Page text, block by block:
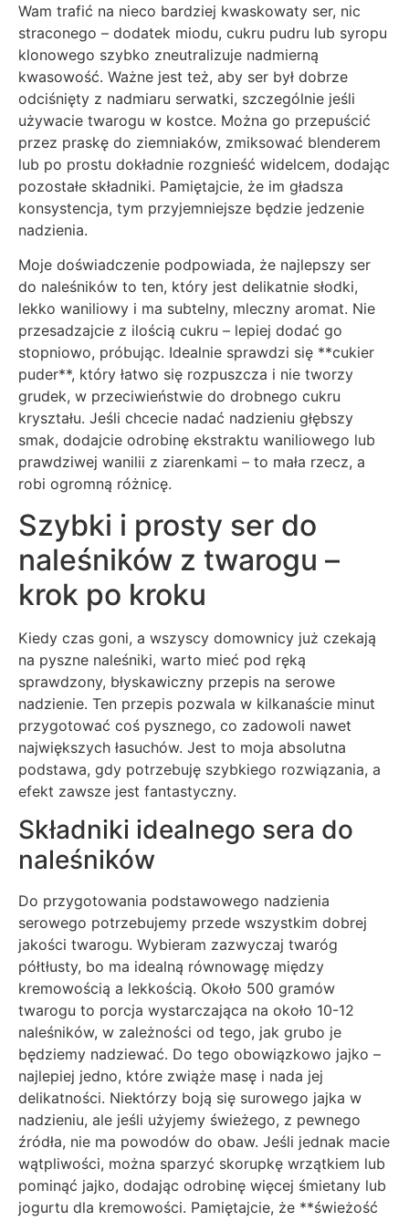
Wam trafić na nieco bardziej kwaskowaty ser, nic
straconego – dodatek miodu, cukru pudru lub syropu
klonowego szybko zneutralizuje nadmierną
kwasowość. Ważne jest też, aby ser był dobrze
odciśnięty z nadmiaru serwatki, szczególnie jeśli
używacie twarogu w kostce. Można go przepuścić
przez praskę do ziemniaków, zmiksować blenderem
lub po prostu dokładnie rozgnieść widelcem, dodając
pozostałe składniki. Pamiętajcie, że im gładsza
konsystencja, tym przyjemniejsze będzie jedzenie
nadzienia.
Moje doświadczenie podpowiada, że najlepszy ser
do naleśników to ten, który jest delikatnie słodki,
lekko waniliowy i ma subtelny, mleczny aromat. Nie
przesadzajcie z ilością cukru – lepiej dodać go
stopniowo, próbując. Idealnie sprawdzi się **cukier
puder**, który łatwo się rozpuszcza i nie tworzy
grudek, w przeciwieństwie do drobnego cukru
kryształu. Jeśli chcecie nadać nadzieniu głębszy
smak, dodajcie odrobinę ekstraktu waniliowego lub
prawdziwej wanilii z ziarenkami – to mała rzecz, a
robi ogromną różnicę.
Szybki i prosty ser do
naleśników z twarogu –
krok po kroku
Kiedy czas goni, a wszyscy domownicy już czekają
na pyszne naleśniki, warto mieć pod ręką
sprawdzony, błyskawiczny przepis na serowe
nadzienie. Ten przepis pozwala w kilkanaście minut
przygotować coś pysznego, co zadowoli nawet
największych łasuchów. Jest to moja absolutna
podstawa, gdy potrzebuję szybkiego rozwiązania, a
efekt zawsze jest fantastyczny.
Składniki idealnego sera do
naleśników
Do przygotowania podstawowego nadzienia
serowego potrzebujemy przede wszystkim dobrej
jakości twarogu. Wybieram zazwyczaj twaróg
półtłusty, bo ma idealną równowagę między
kremowością a lekkością. Około 500 gramów
twarogu to porcja wystarczająca na około 10-12
naleśników, w zależności od tego, jak grubo je
będziemy nadziewać. Do tego obowiązkowo jajko –
najlepiej jedno, które zwiąże masę i nada jej
delikatności. Niektórzy boją się surowego jajka w
nadzieniu, ale jeśli użyjemy świeżego, z pewnego
źródła, nie ma powodów do obaw. Jeśli jednak macie
wątpliwości, można sparzyć skorupkę wrzątkiem lub
pominąć jajko, dodając odrobinę więcej śmietany lub
jogurtu dla kremowości. Pamiętajcie, że **świeżość